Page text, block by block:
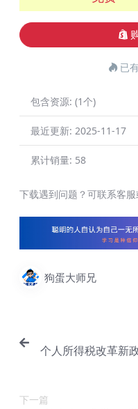
已
包含资源: (1个)
最近更新: 2025-11-17
累计销量: 58
下载遇到问题？可联系客
狗蛋大师兄
个人所得税改革新
下一篇